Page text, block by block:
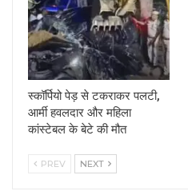
स्कॉर्पियो पेड़ से टकराकर पलटी,
आर्मी हवलदार और महिला
कांस्टेबल के बेटे की मौत
PREV NEXT